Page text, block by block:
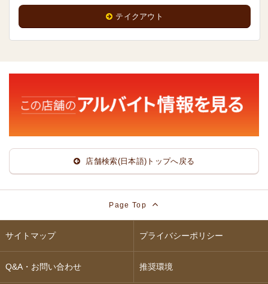
テイクアウト
店舗検索(日本語)トップへ戻る
Page Top
サイトマップ プライバシーポリシー
Q&A・お問い合わせ 推奨環境